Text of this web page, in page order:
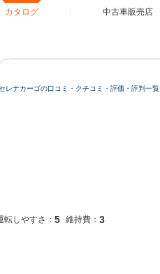
カタログ 中古車販売店
レナカーゴの口コミ・クチコミ・評価・評判一覧
転しやすさ： 5 維持費： 3